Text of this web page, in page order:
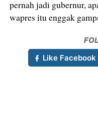
pernah jadi gubernur,
wapres itu enggak
Like Facebook